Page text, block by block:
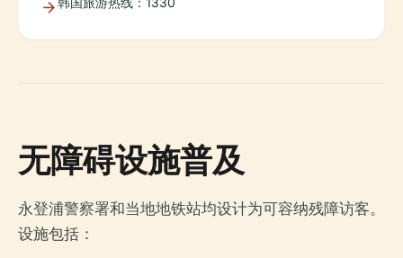
无障碍设施普及
永登浦警察署和当地地铁站均设计为可容纳残障访客。
设施包括：